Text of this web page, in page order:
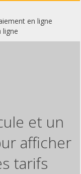
en ligne
ligne
et un
afficher
tarifs